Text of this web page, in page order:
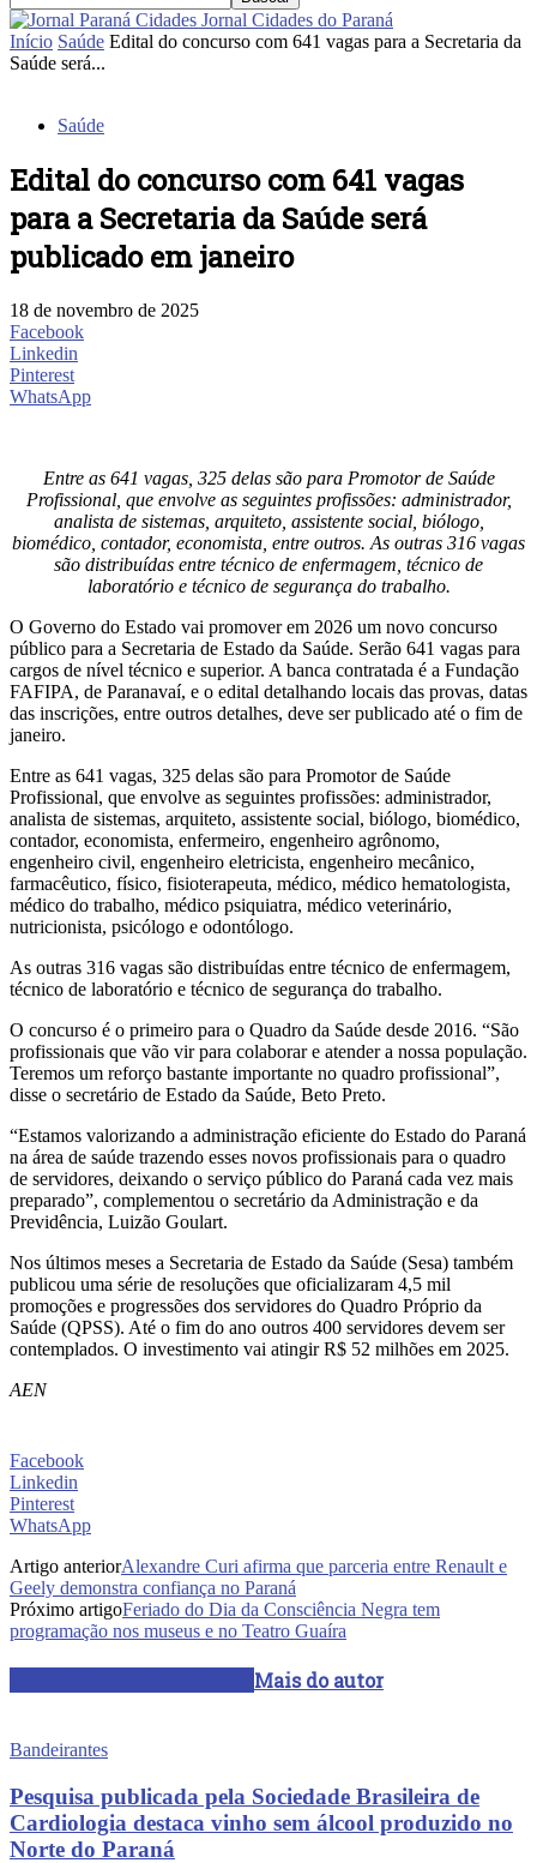
Jornal Cidades do Paraná
Início Saúde Edital do concurso com 641 vagas para a Secretaria da
Saúde será...
Saúde
Edital do concurso com 641 vagas
para a Secretaria da Saúde será
publicado em janeiro
18 de novembro de 2025
Facebook
Linkedin
Pinterest
WhatsApp
Entre as 641 vagas, 325 delas são para Promotor de Saúde
Profissional, que envolve as seguintes profissões: administrador,
analista de sistemas, arquiteto, assistente social, biólogo,
biomédico, contador, economista, entre outros. As outras 316 vagas
são distribuídas entre técnico de enfermagem, técnico de
laboratório e técnico de segurança do trabalho.
O Governo do Estado vai promover em 2026 um novo concurso
público para a Secretaria de Estado da Saúde. Serão 641 vagas para
cargos de nível técnico e superior. A banca contratada é a Fundação
FAFIPA, de Paranavaí, e o edital detalhando locais das provas, datas
das inscrições, entre outros detalhes, deve ser publicado até o fim de
janeiro.
Entre as 641 vagas, 325 delas são para Promotor de Saúde
Profissional, que envolve as seguintes profissões: administrador,
analista de sistemas, arquiteto, assistente social, biólogo, biomédico,
contador, economista, enfermeiro, engenheiro agrônomo,
engenheiro civil, engenheiro eletricista, engenheiro mecânico,
farmacêutico, físico, fisioterapeuta, médico, médico hematologista,
médico do trabalho, médico psiquiatra, médico veterinário,
nutricionista, psicólogo e odontólogo.
As outras 316 vagas são distribuídas entre técnico de enfermagem,
técnico de laboratório e técnico de segurança do trabalho.
O concurso é o primeiro para o Quadro da Saúde desde 2016. “São
profissionais que vão vir para colaborar e atender a nossa população.
Teremos um reforço bastante importante no quadro profissional”,
disse o secretário de Estado da Saúde, Beto Preto.
“Estamos valorizando a administração eficiente do Estado do Paraná
na área de saúde trazendo esses novos profissionais para o quadro
de servidores, deixando o serviço público do Paraná cada vez mais
preparado”, complementou o secretário da Administração e da
Previdência, Luizão Goulart.
Nos últimos meses a Secretaria de Estado da Saúde (Sesa) também
publicou uma série de resoluções que oficializaram 4,5 mil
promoções e progressões dos servidores do Quadro Próprio da
Saúde (QPSS). Até o fim do ano outros 400 servidores devem ser
contemplados. O investimento vai atingir R$ 52 milhões em 2025.
AEN
Facebook
Linkedin
Pinterest
WhatsApp
Artigo anteriorAlexandre Curi afirma que parceria entre Renault e
Geely demonstra confiança no Paraná
Próximo artigoFeriado do Dia da Consciência Negra tem
programação nos museus e no Teatro Guaíra
Mais do autor
Bandeirantes
Pesquisa publicada pela Sociedade Brasileira de
Cardiologia destaca vinho sem álcool produzido no
Norte do Paraná